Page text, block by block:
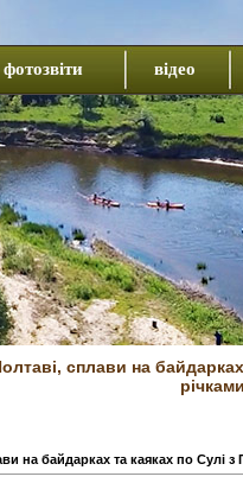
фотозвіти відео
сплави на
на байдарках та каяках по Сулі